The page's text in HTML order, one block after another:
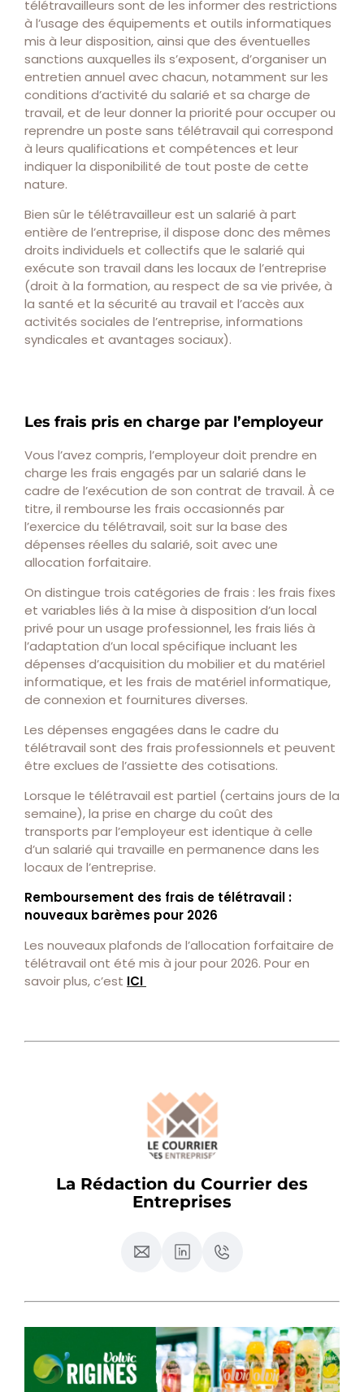
télétravailleurs sont de les informer des restrictions
à l’usage des équipements et outils informatiques
mis à leur disposition, ainsi que des éventuelles
sanctions auxquelles ils s’exposent, d’organiser un
entretien annuel avec chacun, notamment sur les
conditions d’activité du salarié et sa charge de
travail, et de leur donner la priorité pour occuper ou
reprendre un poste sans télétravail qui correspond
à leurs qualifications et compétences et leur
indiquer la disponibilité de tout poste de cette
nature.
Bien sûr le télétravailleur est un salarié à part
entière de l’entreprise, il dispose donc des mêmes
droits individuels et collectifs que le salarié qui
exécute son travail dans les locaux de l’entreprise
(droit à la formation, au respect de sa vie privée, à
la santé et la sécurité au travail et l’accès aux
activités sociales de l’entreprise, informations
syndicales et avantages sociaux).
Les frais pris en charge par l’employeur
Vous l’avez compris, l’employeur doit prendre en
charge les frais engagés par un salarié dans le
cadre de l’exécution de son contrat de travail. À ce
titre, il rembourse les frais occasionnés par
l’exercice du télétravail, soit sur la base des
dépenses réelles du salarié, soit avec une
allocation forfaitaire.
On distingue trois catégories de frais : les frais fixes
et variables liés à la mise à disposition d’un local
privé pour un usage professionnel, les frais liés à
l’adaptation d’un local spécifique incluant les
dépenses d’acquisition du mobilier et du matériel
informatique, et les frais de matériel informatique,
de connexion et fournitures diverses.
Les dépenses engagées dans le cadre du
télétravail sont des frais professionnels et peuvent
être exclues de l’assiette des cotisations.
Lorsque le télétravail est partiel (certains jours de la
semaine), la prise en charge du coût des
transports par l’employeur est identique à celle
d’un salarié qui travaille en permanence dans les
locaux de l’entreprise.
Remboursement des frais de télétravail :
nouveaux barèmes pour 2026
Les nouveaux plafonds de l’allocation forfaitaire de
télétravail ont été mis à jour pour 2026. Pour en
savoir plus, c’est ICI
La Rédaction du Courrier des
Entreprises